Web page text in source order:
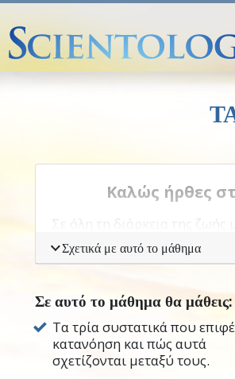
Καλώς ήρθες
Σε όλη τη διάρκεια της
ώστε να τα πηγαίνουμε
γνωρίζουμε απλώς τι
Αλλά παρά τις καλύτερες
παρεξηγήσεις.
Αν υπήρχε τρόπος να
ήταν κάτι πολύτιμο να
Σχετικά με αυτό το μάθημα
Σε αυτό το μάθημα θα μάθεις:
Τα τρία συστατικά που
κατανόηση και πώς αυτά
σχετίζονται μεταξύ τους.